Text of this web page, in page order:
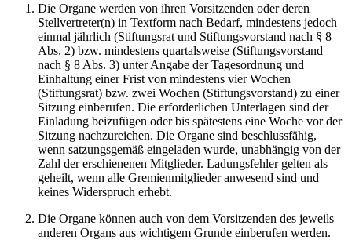
Die Organe werden von ihren Vorsitzenden oder deren
Stellvertreter(n) in Textform nach Bedarf, mindestens jedoch
einmal jährlich (Stiftungsrat und Stiftungsvorstand nach § 8
Abs. 2) bzw. mindestens quartalsweise (Stiftungsvorstand
nach § 8 Abs. 3) unter Angabe der Tagesordnung und
Einhaltung einer Frist von mindestens vier Wochen
(Stiftungsrat) bzw. zwei Wochen (Stiftungsvorstand) zu einer
Sitzung einberufen. Die erforderlichen Unterlagen sind der
Einladung beizufügen oder bis spätestens eine Woche vor der
Sitzung nachzureichen. Die Organe sind beschlussfähig,
wenn satzungsgemäß eingeladen wurde, unabhängig von der
Zahl der erschienenen Mitglieder. Ladungsfehler gelten als
geheilt, wenn alle Gremienmitglieder anwesend sind und
keines Widerspruch erhebt.
Die Organe können auch von dem Vorsitzenden des jeweils
anderen Organs aus wichtigem Grunde einberufen werden.